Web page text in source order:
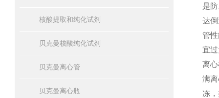
核酸提取和纯化试剂
贝克曼核酸纯化试剂
贝克曼离心管
贝克曼离心瓶
是
达
管
宜
离
满
冻